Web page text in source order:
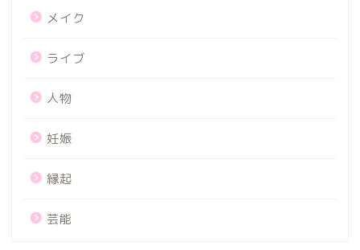
メイク
ライブ
人物
妊娠
縁起
芸能